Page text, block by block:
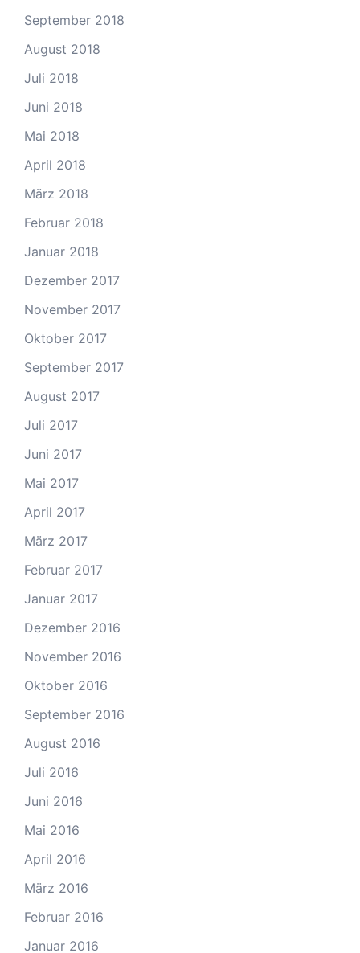
September 2018
August 2018
Juli 2018
Juni 2018
Mai 2018
April 2018
März 2018
Februar 2018
Januar 2018
Dezember 2017
November 2017
Oktober 2017
September 2017
August 2017
Juli 2017
Juni 2017
Mai 2017
April 2017
März 2017
Februar 2017
Januar 2017
Dezember 2016
November 2016
Oktober 2016
September 2016
August 2016
Juli 2016
Juni 2016
Mai 2016
April 2016
März 2016
Februar 2016
Januar 2016